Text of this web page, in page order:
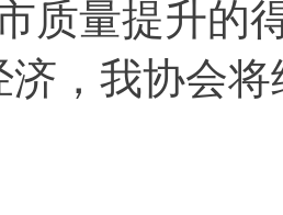
质量提升的
济，我协会